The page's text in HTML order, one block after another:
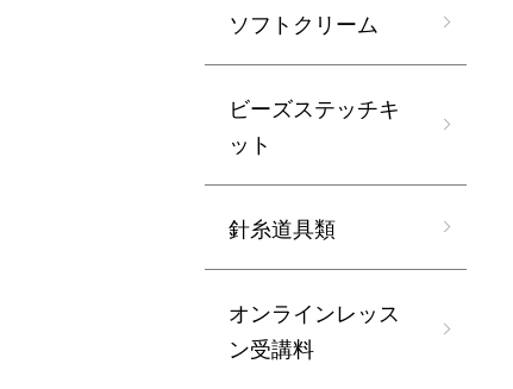
ソフトクリーム
ビーズステッチキ
ット
針糸道具類
オンラインレッス
ン受講料